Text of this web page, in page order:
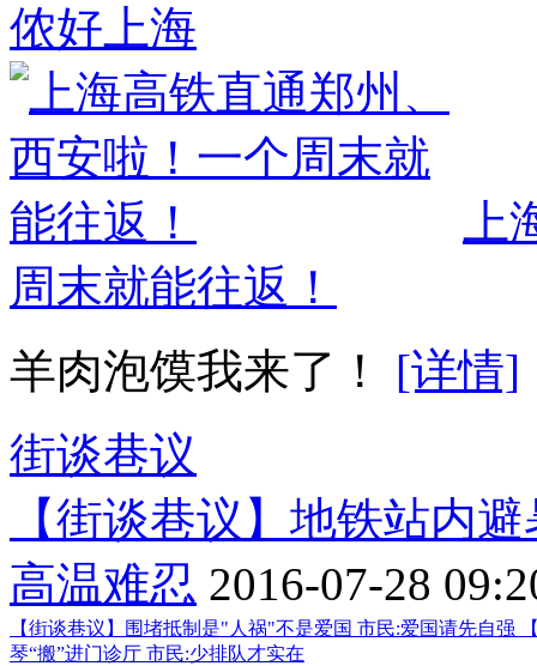
侬好上海
周末就能往返！
羊肉泡馍我来了！ [详情]
街谈巷议
【街谈巷议】地铁站内
高温难忍 2016-07-28
【街谈巷议】围堵抵制是"人祸"不是爱国 市民:爱国请先自强
琴“搬”进门诊厅 市民:少排队才实在